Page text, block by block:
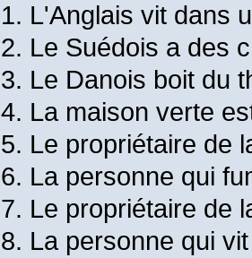
1. L'Anglais vit dans
2. Le Suédois a des
3. Le Danois boit du
4. La maison verte
5. Le propriétaire de
6. La personne qui
7. Le propriétaire de
8. La personne qui